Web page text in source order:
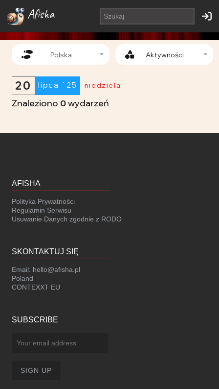
Afisha
niedziela
lipca `25
20
Znaleziono 0wydarzeń
Polska Aktywności
AFISHA
Polityka Prywatności
Regulamin Serwisu
Usuwanie Danych zgodnie z RODO
SKONTAKTUJ SIĘ
Email: hello@afisha.pl
Poland
CONTEXXT EU
SUBSCRIBE